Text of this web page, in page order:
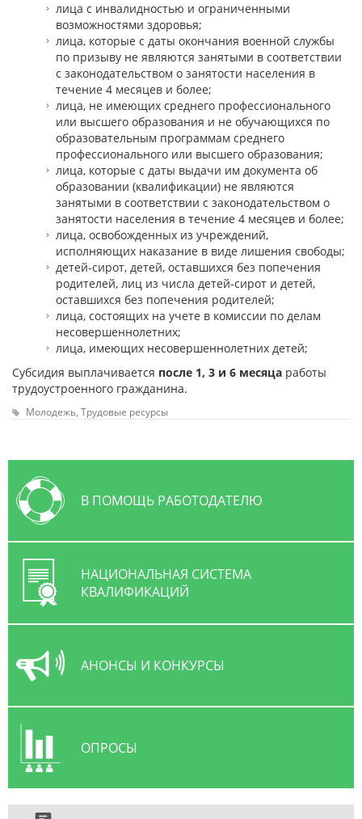
лица с инвалидностью и ограниченными
возможностями здоровья;
лица, которые с даты окончания военной службы
по призыву не являются занятыми в соответствии
с законодательством о занятости населения в
течение 4 месяцев и более;
лица, не имеющих среднего профессионального
или высшего образования и не обучающихся по
образовательным программам среднего
профессионального или высшего образования;
лица, которые с даты выдачи им документа об
образовании (квалификации) не являются
занятыми в соответствии с законодательством о
занятости населения в течение 4 месяцев и более;
лица, освобожденных из учреждений,
исполняющих наказание в виде лишения свободы;
детей-сирот, детей, оставшихся без попечения
родителей, лиц из числа детей-сирот и детей,
оставшихся без попечения родителей;
лица, состоящих на учете в комиссии по делам
несовершеннолетних;
лица, имеющих несовершеннолетних детей;
Субсидия выплачивается после 1, 3 и 6 месяца работы
трудоустроенного гражданина.
Молодежь, Трудовые ресурсы
В ПОМОЩЬ РАБОТОДАТЕЛЮ
НАЦИОНАЛЬНАЯ СИСТЕМА
КВАЛИФИКАЦИЙ
АНОНСЫ И КОНКУРСЫ
ОПРОСЫ